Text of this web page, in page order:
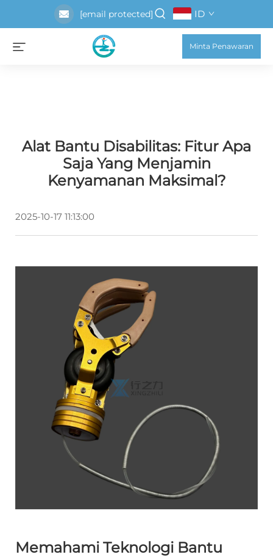
[email protected] ID
Minta Penawaran
Alat Bantu Disabilitas: Fitur Apa
Saja Yang Menjamin
Kenyamanan Maksimal?
2025-10-17 11:13:00
Memahami Teknologi Bantu